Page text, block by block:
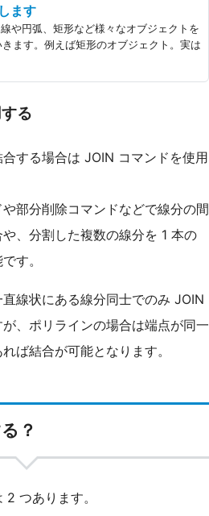
ます
や円弧、矩形など様々なオブジェクトを
ます。例えば矩形のオブジェクト。実は
る
する場合は JOIN コマンドを使用
部分削除コマンドなどで線分の間
、分割した複数の線分を 1 本の
す。
線状にある線分同士でのみ JOIN
、ポリラインの場合は端点が同一
ば結合が可能となります。
？
つあります。